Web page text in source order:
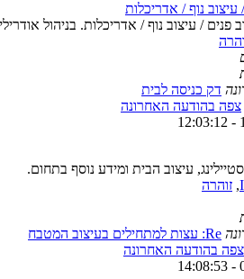
עיצוב נוף / אדריכלות
פנים / עיצוב נוף / אדריכלות. בניהול
דק כניסה לבית
צפה בהודעה האחרונה
עיצוב הבית ומידע נוסף בתחום.
, זוהרה
Re: עצות למתחילים בעיצוב המטבח
צפה בהודעה האחרונה